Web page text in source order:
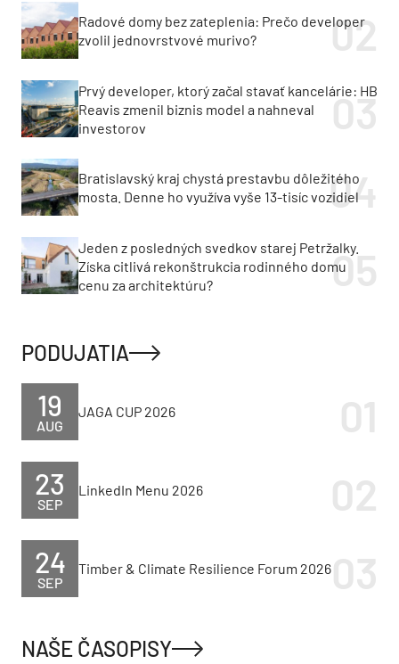
Radové domy bez zateplenia: Prečo developer
zvolil jednovrstvové murivo?
Prvý developer, ktorý začal stavať kancelárie: HB
Reavis zmenil biznis model a nahneval
investorov
Bratislavský kraj chystá prestavbu dôležitého
mosta. Denne ho využíva vyše 13-tisíc vozidiel
Jeden z posledných svedkov starej Petržalky.
Získa citlivá rekonštrukcia rodinného domu
cenu za architektúru?
PODUJATIA
AUG
19 JAGA CUP 2026
SEP
23 LinkedIn Menu 2026
SEP
24 Timber & Climate Resilience Forum 2026
NAŠE ČASOPISY